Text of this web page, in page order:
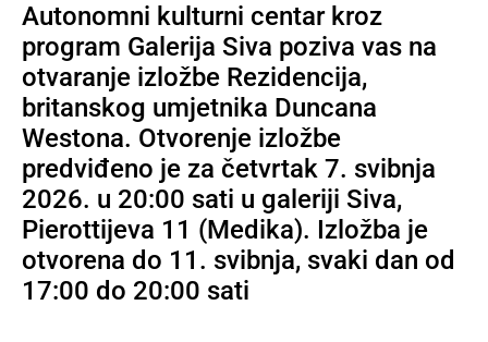
Autonomni kulturni centar kroz
program Galerija Siva poziva vas na
otvaranje izložbe Rezidencija,
britanskog umjetnika Duncana
Westona. Otvorenje izložbe
predviđeno je za četvrtak 7. svibnja
2026. u 20:00 sati u galeriji Siva,
Pierottijeva 11 (Medika). Izložba je
otvorena do 11. svibnja, svaki dan od
17:00 do 20:00 sati